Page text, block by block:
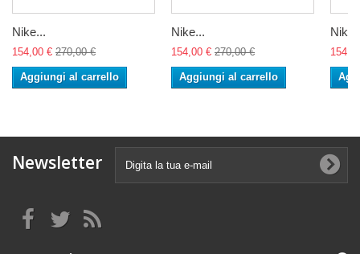
Nike...
154,00 € 270,00 €
Aggiungi al carrello
Nike...
154,00 € 270,00 €
Aggiungi al carrello
Newsletter